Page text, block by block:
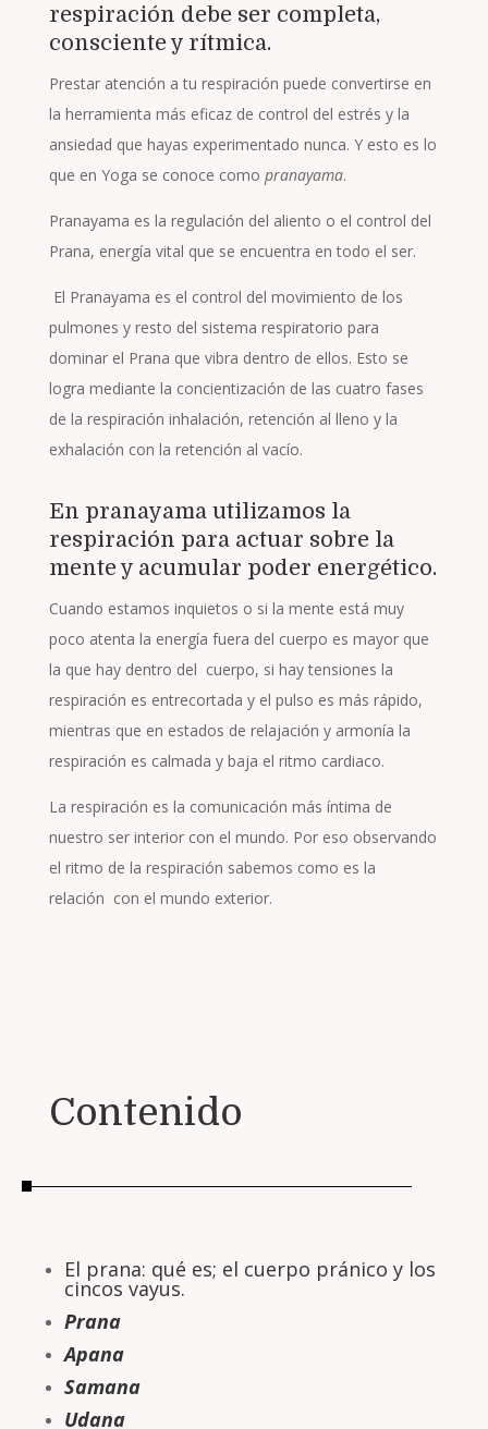
respiración debe ser completa,
consciente y rítmica.
Prestar atención a tu respiración puede convertirse en
la herramienta más eficaz de control del estrés y la
ansiedad que hayas experimentado nunca. Y esto es lo
que en Yoga se conoce como pranayama.
Pranayama es la regulación del aliento o el control del
Prana, energía vital que se encuentra en todo el ser.
El Pranayama es el control del movimiento de los
pulmones y resto del sistema respiratorio para
dominar el Prana que vibra dentro de ellos. Esto se
logra mediante la concientización de las cuatro fases
de la respiración inhalación, retención al lleno y la
exhalación con la retención al vacío.
En pranayama utilizamos la
respiración para actuar sobre la
mente y acumular poder energético.
Cuando estamos inquietos o si la mente está muy
poco atenta la energía fuera del cuerpo es mayor que
la que hay dentro del cuerpo, si hay tensiones la
respiración es entrecortada y el pulso es más rápido,
mientras que en estados de relajación y armonía la
respiración es calmada y baja el ritmo cardiaco.
La respiración es la comunicación más íntima de
nuestro ser interior con el mundo. Por eso observando
el ritmo de la respiración sabemos como es la
relación con el mundo exterior.
Contenido
El prana: qué es; el cuerpo pránico y los
cincos vayus.
Prana
Apana
Samana
Udana